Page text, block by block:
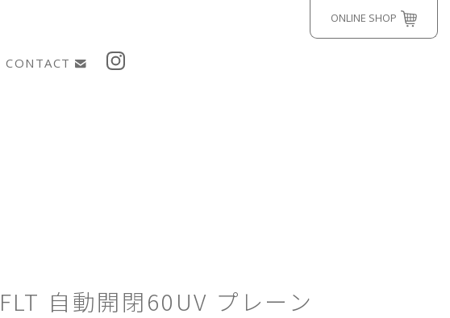
ONLINE SHOP
CONTACT
FLT 自動開閉60UV プレーン